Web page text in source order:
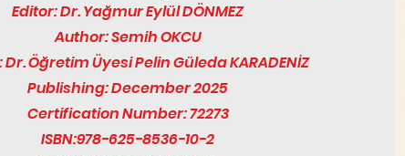
Editor: Dr. Yağmur Eylül DÖNMEZ
Author: Semih OKCU
Öğretim Üyesi Pelin Güleda KARADENİZ
Publishing: December 2025
Certification Number: 72273
ISBN:978-625-8536-10-2